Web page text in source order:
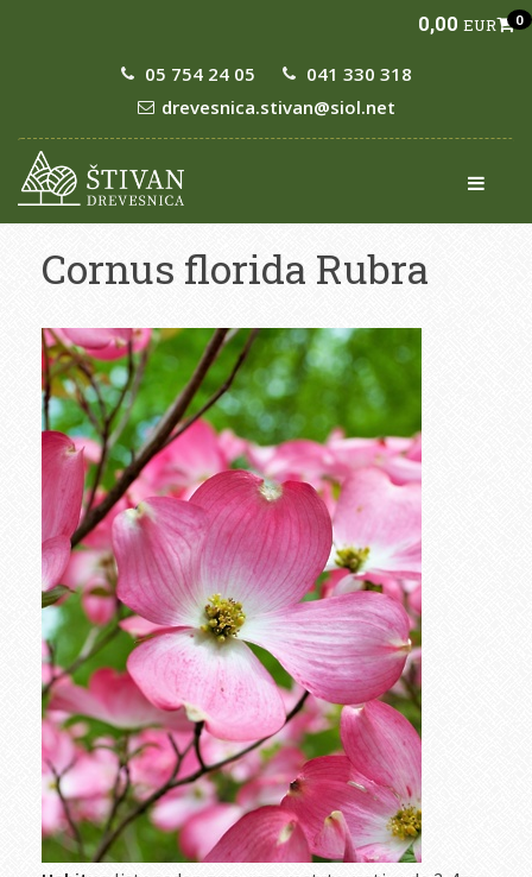
0,00 EUR 0
05 754 24 05
041 330 318
drevesnica.stivan@siol.net
Cornus florida Rubra